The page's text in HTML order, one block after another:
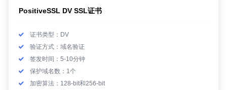
PositiveSSL DV SSL证书
证书类型：DV
验证方式：域名验证
签发时间：5-10分钟
保护域名数：1个
加密算法：128-bit和256-bit